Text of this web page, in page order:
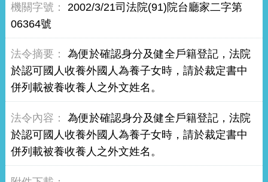
2002/3/21司法院(91)院台廳家二字第
06364號
為便於確認身分及健全戶籍登記，法院
於認可國人收養外國人為養子女時，請於裁定書中
併列載被養收養人之外文姓名。
為便於確認身分及健全戶籍登記，法院
於認可國人收養外國人為養子女時，請於裁定書中
併列載被養收養人之外文姓名。